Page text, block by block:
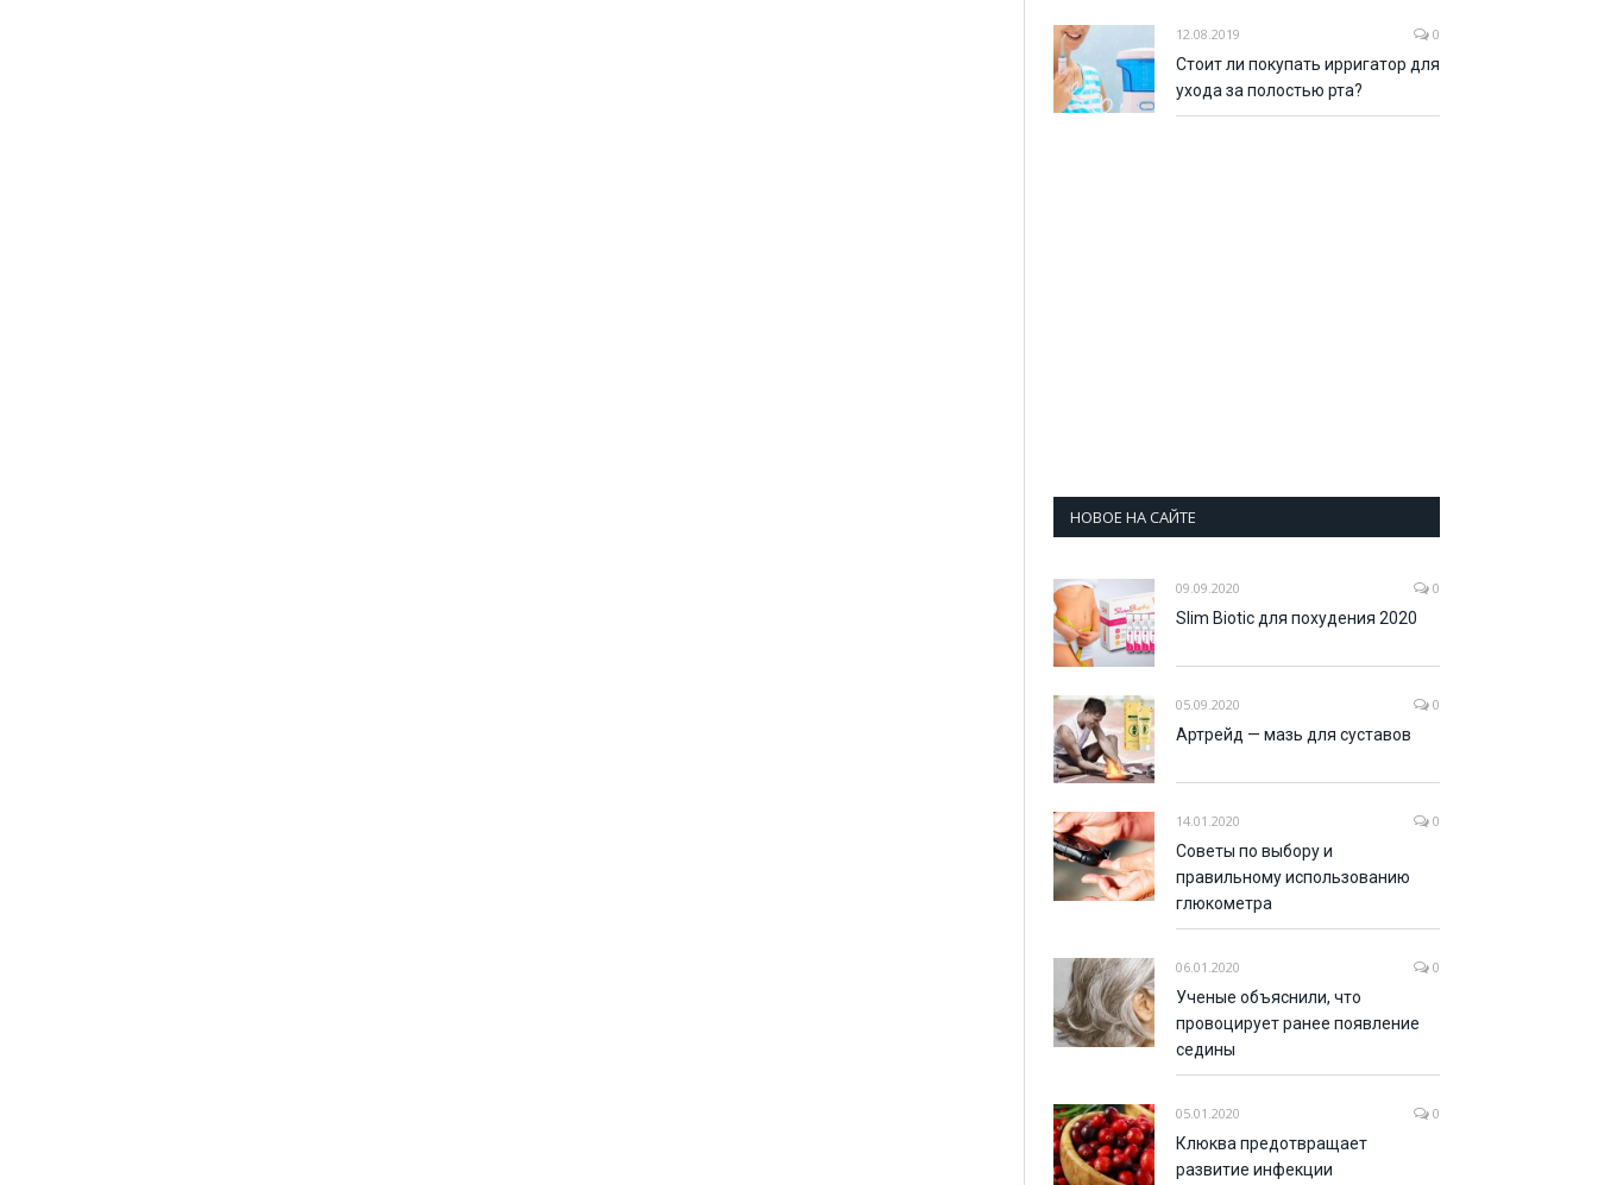
12.08.2019 0
Стоит ли покупать ирригатор для
ухода за полостью рта?
НОВОЕ НА САЙТЕ
09.09.2020 0
Slim Biotic для похудения 2020
05.09.2020 0
Артрейд — мазь для суставов
14.01.2020 0
Советы по выбору и
правильному использованию
глюкометра
06.01.2020 0
Ученые объяснили, что
провоцирует ранее появление
седины
05.01.2020 0
Клюква предотвращает
развитие инфекции